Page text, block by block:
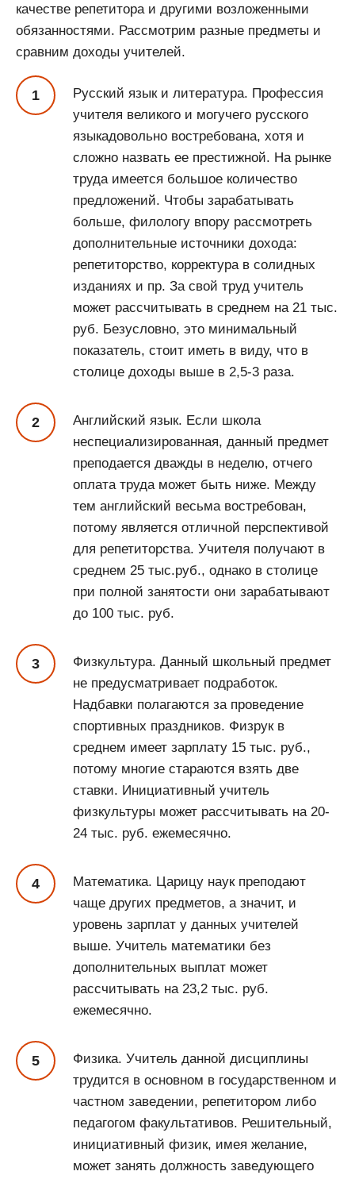
качестве репетитора и другими возложенными
обязанностями. Рассмотрим разные предметы и
сравним доходы учителей.
Русский язык и литература. Профессия
учителя великого и могучего русского
языкадовольно востребована, хотя и
сложно назвать ее престижной. На рынке
труда имеется большое количество
предложений. Чтобы зарабатывать
больше, филологу впору рассмотреть
дополнительные источники дохода:
репетиторство, корректура в солидных
изданиях и пр. За свой труд учитель
может рассчитывать в среднем на 21 тыс.
руб. Безусловно, это минимальный
показатель, стоит иметь в виду, что в
столице доходы выше в 2,5-3 раза.
Английский язык. Если школа
неспециализированная, данный предмет
преподается дважды в неделю, отчего
оплата труда может быть ниже. Между
тем английский весьма востребован,
потому является отличной перспективой
для репетиторства. Учителя получают в
среднем 25 тыс.руб., однако в столице
при полной занятости они зарабатывают
до 100 тыс. руб.
Физкультура. Данный школьный предмет
не предусматривает подработок.
Надбавки полагаются за проведение
спортивных праздников. Физрук в
среднем имеет зарплату 15 тыс. руб.,
потому многие стараются взять две
ставки. Инициативный учитель
физкультуры может рассчитывать на 20-
24 тыс. руб. ежемесячно.
Математика. Царицу наук преподают
чаще других предметов, а значит, и
уровень зарплат у данных учителей
выше. Учитель математики без
дополнительных выплат может
рассчитывать на 23,2 тыс. руб.
ежемесячно.
Физика. Учитель данной дисциплины
трудится в основном в государственном и
частном заведении, репетитором либо
педагогом факультативов. Решительный,
инициативный физик, имея желание,
может занять должность заведующего